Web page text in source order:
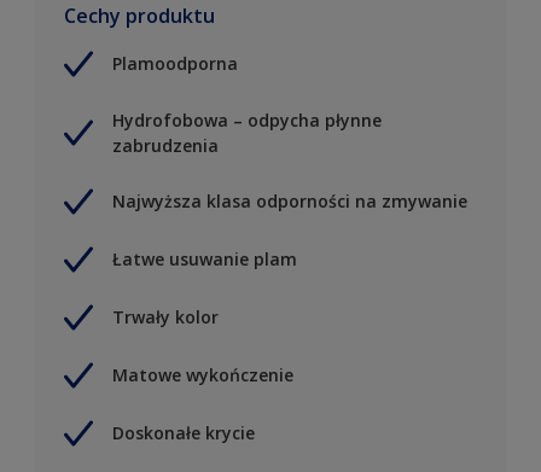
Cechy produktu
Plamoodporna
Hydrofobowa – odpycha płynne
zabrudzenia
Najwyższa klasa odporności na zmywanie
Łatwe usuwanie plam
Trwały kolor
Matowe wykończenie
Doskonałe krycie